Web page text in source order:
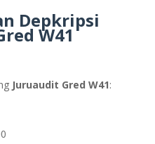
Depkripsi
W41
Juruaudit Gred W41: